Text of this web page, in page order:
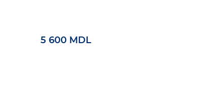
5 600 MDL